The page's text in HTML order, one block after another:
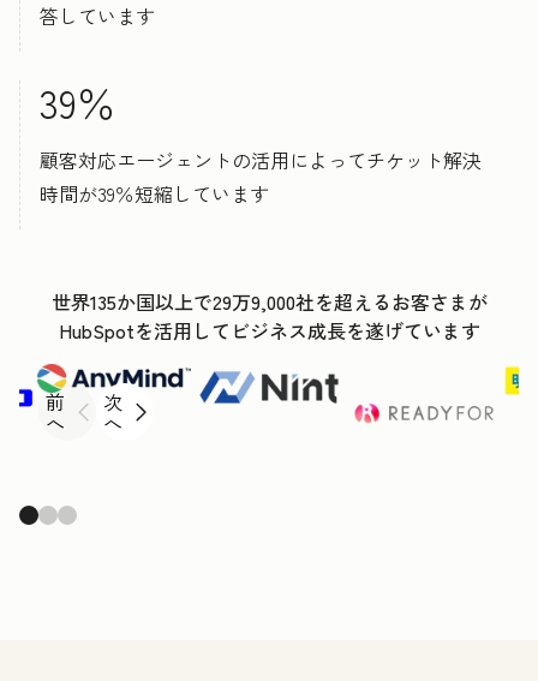
答しています
39％
顧客対応エージェントの活用によってチケット解決
時間が39％短縮しています
世界135か国以上で29万9,000社を超えるお客さまが
HubSpotを活用してビジネス成長を遂げています
前
へ
次
へ